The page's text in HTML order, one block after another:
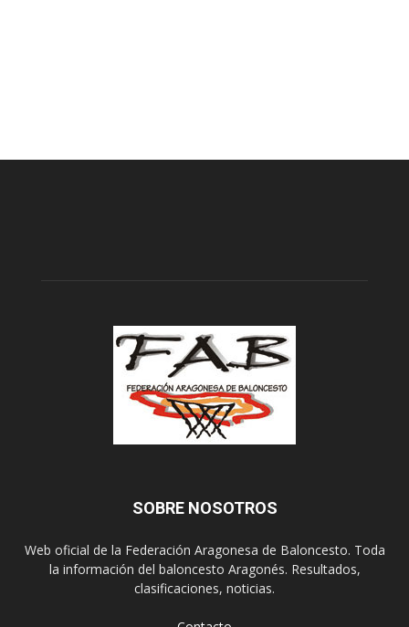
SOBRE NOSOTROS
Web oficial de la Federación Aragonesa de Baloncesto. Toda
la información del baloncesto Aragonés. Resultados,
clasificaciones, noticias.